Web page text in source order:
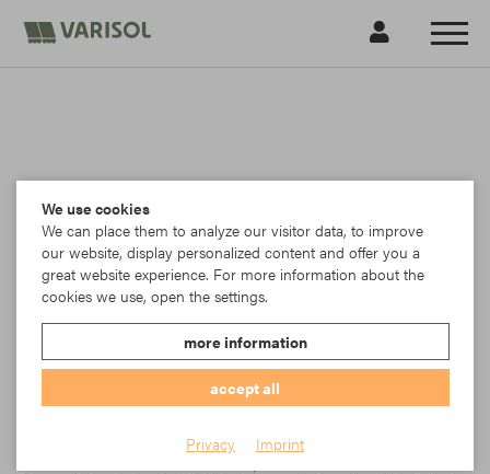
We use cookies
We can place them to analyze our visitor data, to improve
our website, display personalized content and offer you a
great website experience. For more information about the
cookies we use, open the settings.
more information
accept all
Privacy Imprint